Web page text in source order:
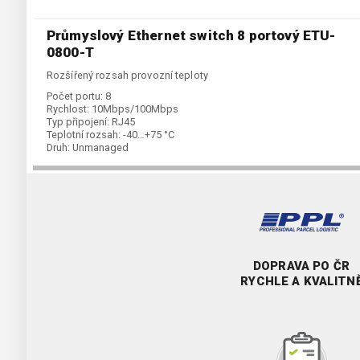
Průmyslový Ethernet switch 8 portový ETU-
0800-T
Rozšířený rozsah provozní teploty
Počet portu: 8
Rychlost: 10Mbps/100Mbps
Typ připojení: RJ45
Teplotní rozsah: -40…+75 °C
Druh: Unmanaged
DOPRAVA PO ČR
RYCHLE A